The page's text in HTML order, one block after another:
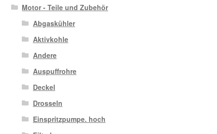
Motor - Teile und Zubehör
Abgaskühler
Aktivkohle
Andere
Auspuffrohre
Deckel
Drosseln
Einspritzpumpe. hoch